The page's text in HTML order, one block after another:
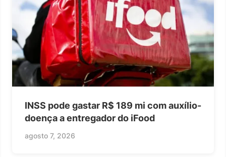
INSS pode gastar R$ 189 mi com auxílio-
doença a entregador do iFood
agosto 7, 2026